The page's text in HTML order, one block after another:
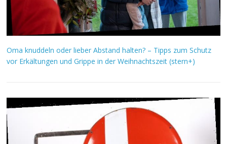
Oma knuddeln oder lieber Abstand halten? – Tipps zum Schutz
vor Erkältungen und Grippe in der Weihnachtszeit (stern+)